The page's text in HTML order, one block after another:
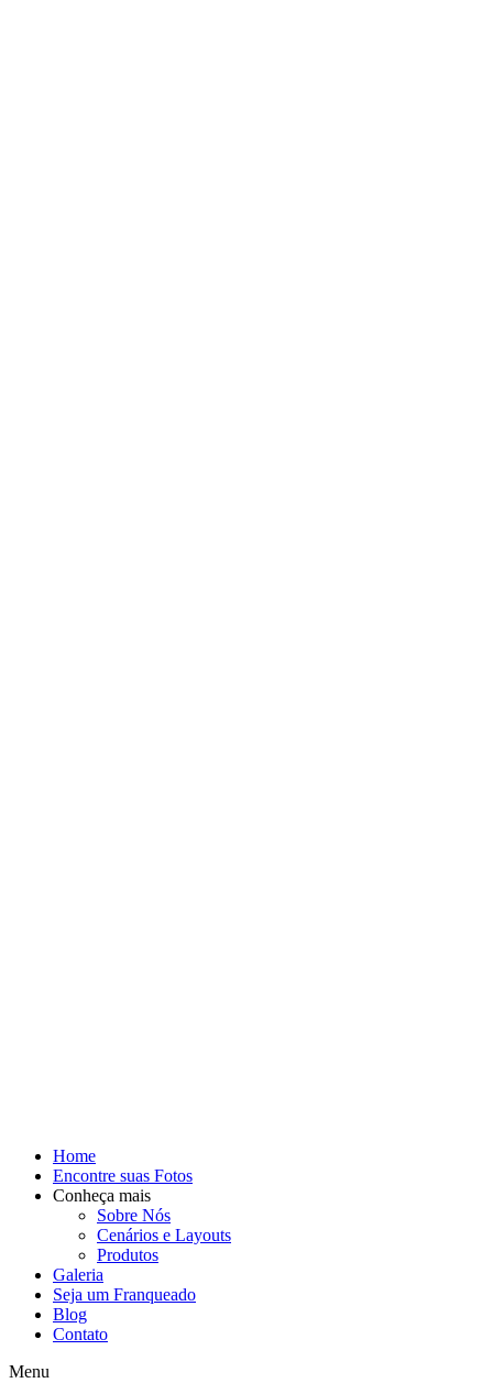
Home
Encontre suas Fotos
Conheça mais
Sobre Nós
Cenários e Layouts
Produtos
Galeria
Seja um Franqueado
Blog
Contato
Menu